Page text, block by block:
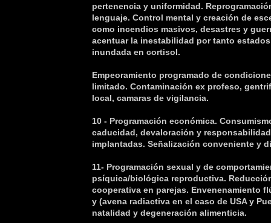
pertenencia y uniformidad.
lenguaje. Control mental y creación de
como incendios masivos, desastres y
acentuar la inestabilidad por tanto
inundada en cortisol.
Empeoramiento programado de
limitado. Contaminación ex profeso,
local, camaras de vigilancia.
10 - Programación económica.
caducidad, devaloración y
implantadas. Señalización conveniente y
11- Programación sexual y de
psíquica/biológica reproductiva.
cooperativa en parejas. Envenenamiento
y (avena radiactiva en el caso de USA y
natalidad y degeneración alimenticia.